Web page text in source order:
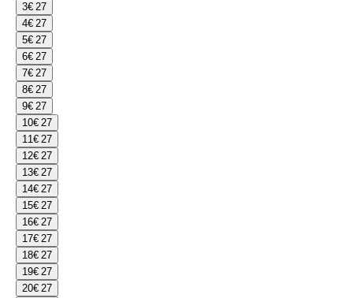
3€ 27
4€ 27
5€ 27
6€ 27
7€ 27
8€ 27
9€ 27
10€ 27
11€ 27
12€ 27
13€ 27
14€ 27
15€ 27
16€ 27
17€ 27
18€ 27
19€ 27
20€ 27